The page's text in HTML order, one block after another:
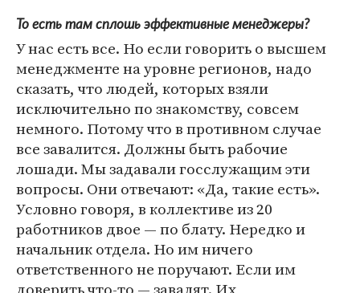
То есть там сплошь эффективные менеджеры?
У нас есть все. Но если говорить о высшем
менеджменте на уровне регионов, надо
сказать, что людей, которых взяли
исключительно по знакомству, совсем
немного. Потому что в противном случае
все завалится. Должны быть рабочие
лошади. Мы задавали госслужащим эти
вопросы. Они отвечают: «Да, такие есть».
Условно говоря, в коллективе из 20
работников двое — по блату. Нередко и
начальник отдела. Но им ничего
ответственного не поручают. Если им